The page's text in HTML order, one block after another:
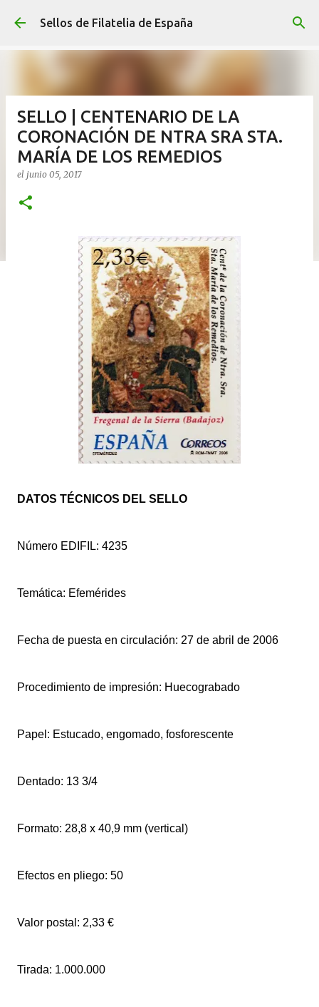
Ir al contenido principal
Sellos de Filatelia de España
SELLO | CENTENARIO DE LA
CORONACIÓN DE NTRA SRA STA.
MARÍA DE LOS REMEDIOS
el junio 05, 2017
DATOS TÉCNICOS DEL SELLO
Número EDIFIL: 4235
Temática: Efemérides
Fecha de puesta en circulación: 27 de abril de 2006
Procedimiento de impresión: Huecograbado
Papel: Estucado, engomado, fosforescente
Dentado: 13 3/4
Formato: 28,8 x 40,9 mm (vertical)
Efectos en pliego: 50
Valor postal: 2,33 €
Tirada: 1.000.000